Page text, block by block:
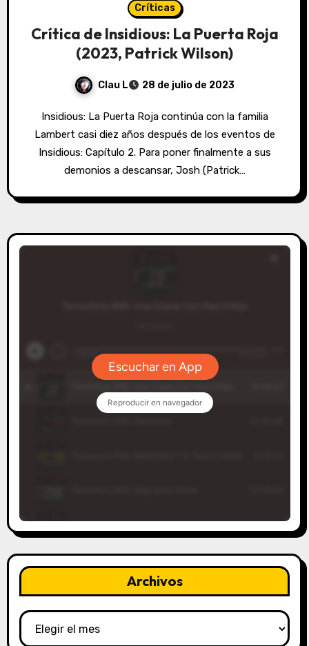
Críticas
Crítica de Insidious: La Puerta Roja
(2023, Patrick Wilson)
Clau L 28 de julio de 2023
Lambert casi diez años después de los eventos de
Insidious: Capítulo 2. Para poner finalmente a sus
demonios a descansar, Josh (Patrick…
Archivos
Archivos